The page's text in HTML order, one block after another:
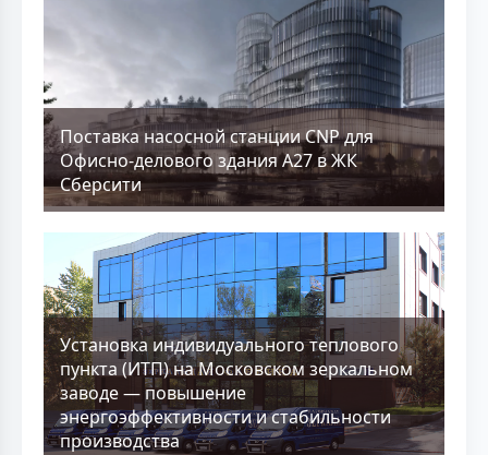
Поставка насосной станции CNP для
Офисно-делового здания А27 в ЖК
Сберсити
Установка индивидуального теплового
пункта (ИТП) на Московском зеркальном
заводе — повышение
энергоэффективности и стабильности
производства